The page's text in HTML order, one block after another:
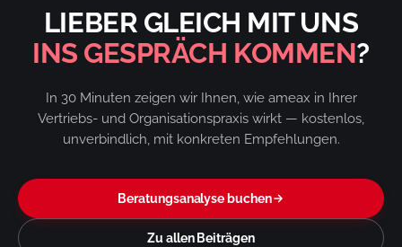
LIEBER GLEICH MIT UNS
INS GESPRÄCH KOMMEN?
In 30 Minuten zeigen wir Ihnen, wie ameax in Ihrer
Vertriebs- und Organisationspraxis wirkt — kostenlos,
unverbindlich, mit konkreten Empfehlungen.
Beratungsanalyse buchen
Zu allen Beiträgen